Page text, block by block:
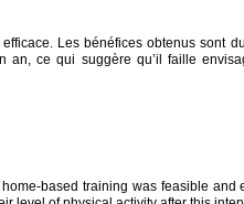
Les bénéfices obtenus sont
an, ce qui suggère qu’il faille
based training was feasible and